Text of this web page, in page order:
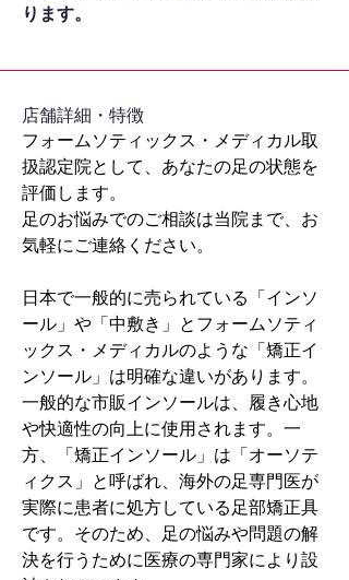
ります。
​店舗詳細・特徴
フォームソティックス・メディカル取
扱認定院として、あなたの足の状態を
評価します。
足のお悩みでのご相談は当院まで、お
気軽にご連絡ください。
日本で一般的に売られている「インソ
ール」や「中敷き」とフォームソティ
ックス・メディカルのような「矯正イ
ンソール」は明確な違いがあります。
一般的な市販インソールは、履き心地
や快適性の向上に使用されます。一
方、「矯正インソール」は「オーソテ
ィクス」と呼ばれ、海外の足専門医が
実際に患者に処方している足部矯正具
です。そのため、足の悩みや問題の解
決を行うために医療の専門家により設